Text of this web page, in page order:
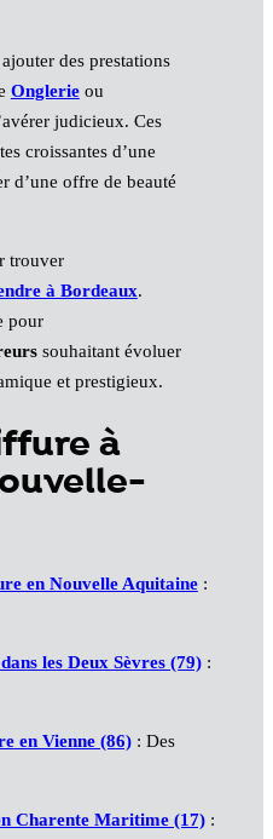
des prestations
Onglerieou
judicieux. Ces
croissantes d’une
d’une offre de beauté
trouver
à Bordeaux.
pour
souhaitant évoluer
et prestigieux.
à
en Nouvelle Aquitaine:
les Deux Sèvres (79):
en Vienne (86): Des
Charente Maritime (17):